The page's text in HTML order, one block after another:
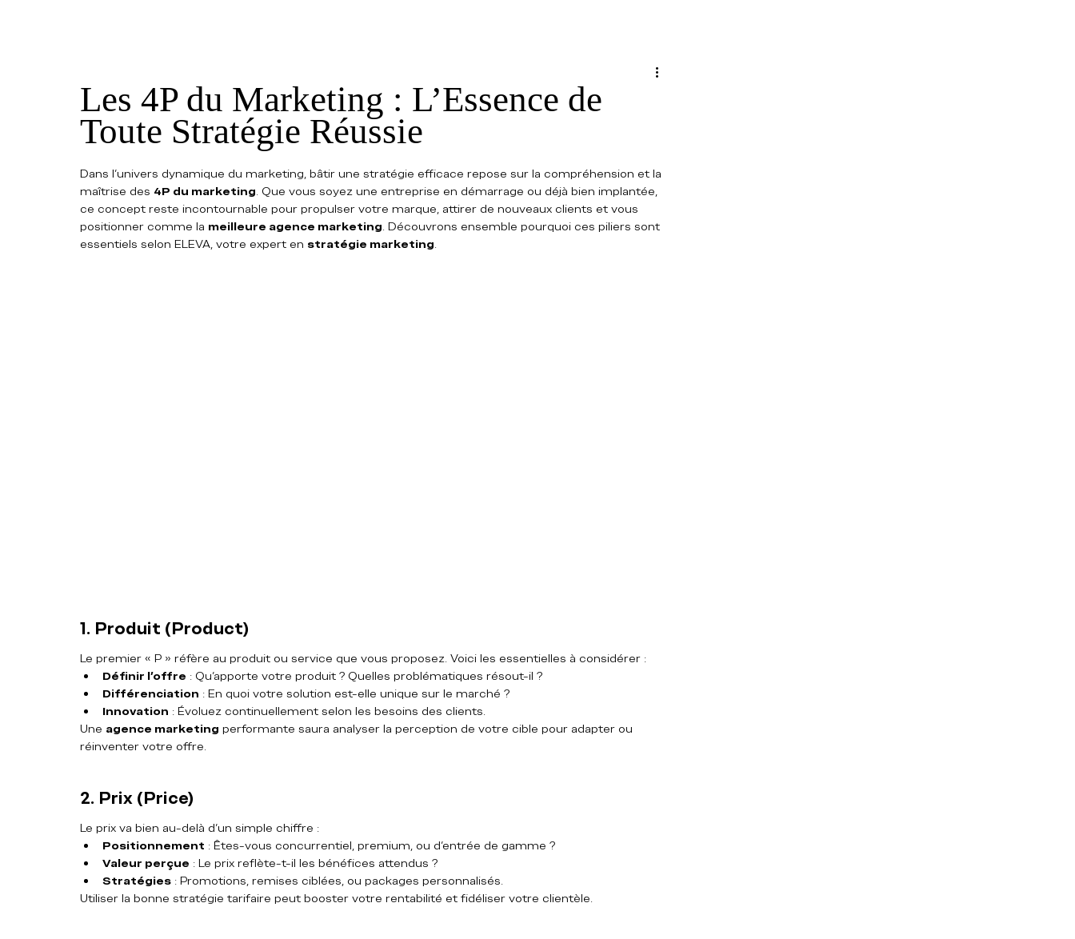
Les 4P du Marketing : L’Essence de
Toute Stratégie Réussie
Dans l’univers dynamique du marketing, bâtir une stratégie efficace repose sur la compréhension et la
maîtrise des 4P du marketing. Que vous soyez une entreprise en démarrage ou déjà bien implantée,
ce concept reste incontournable pour propulser votre marque, attirer de nouveaux clients et vous
positionner comme la meilleure agence marketing. Découvrons ensemble pourquoi ces piliers sont
essentiels selon ELEVA, votre expert en stratégie marketing.
1. Produit (Product)
Le premier « P » réfère au produit ou service que vous proposez. Voici les essentielles à considérer :
Définir l’offre : Qu’apporte votre produit ? Quelles problématiques résout-il ?
Différenciation : En quoi votre solution est-elle unique sur le marché ?
Innovation : Évoluez continuellement selon les besoins des clients.
Une agence marketing performante saura analyser la perception de votre cible pour adapter ou
réinventer votre offre.
2. Prix (Price)
Le prix va bien au-delà d’un simple chiffre :
Positionnement : Êtes-vous concurrentiel, premium, ou d’entrée de gamme ?
Valeur perçue : Le prix reflète-t-il les bénéfices attendus ?
Stratégies : Promotions, remises ciblées, ou packages personnalisés.
Utiliser la bonne stratégie tarifaire peut booster votre rentabilité et fidéliser votre clientèle.